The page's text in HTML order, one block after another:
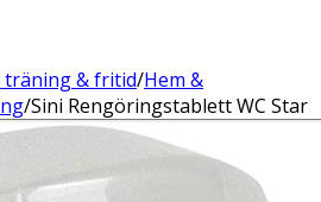
träning & fritid/Hem &
/Sini Rengöringstablett WC Star